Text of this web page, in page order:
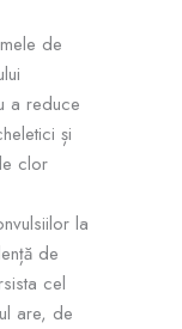
de
a reduce
și
clor
la
de
cel
are, de